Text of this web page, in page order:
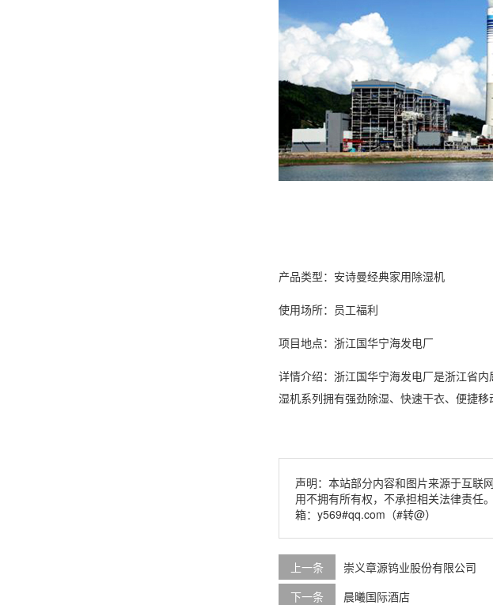
产品类型： 安诗曼经典家用除湿机
使用场所：员工福利
项目地点：浙江国华宁海发电厂
详情介绍：浙江国华宁海发电厂是浙江省
湿机系列拥有强劲除湿、快速干衣、便捷移
声明：本站部分内容和图片来源于互联
用不拥有所有权，不承担相关法律责任
箱：y569#qq.com（#转@）
上一条 崇义章源钨业股份有限公司
下一条
晨曦国际酒店